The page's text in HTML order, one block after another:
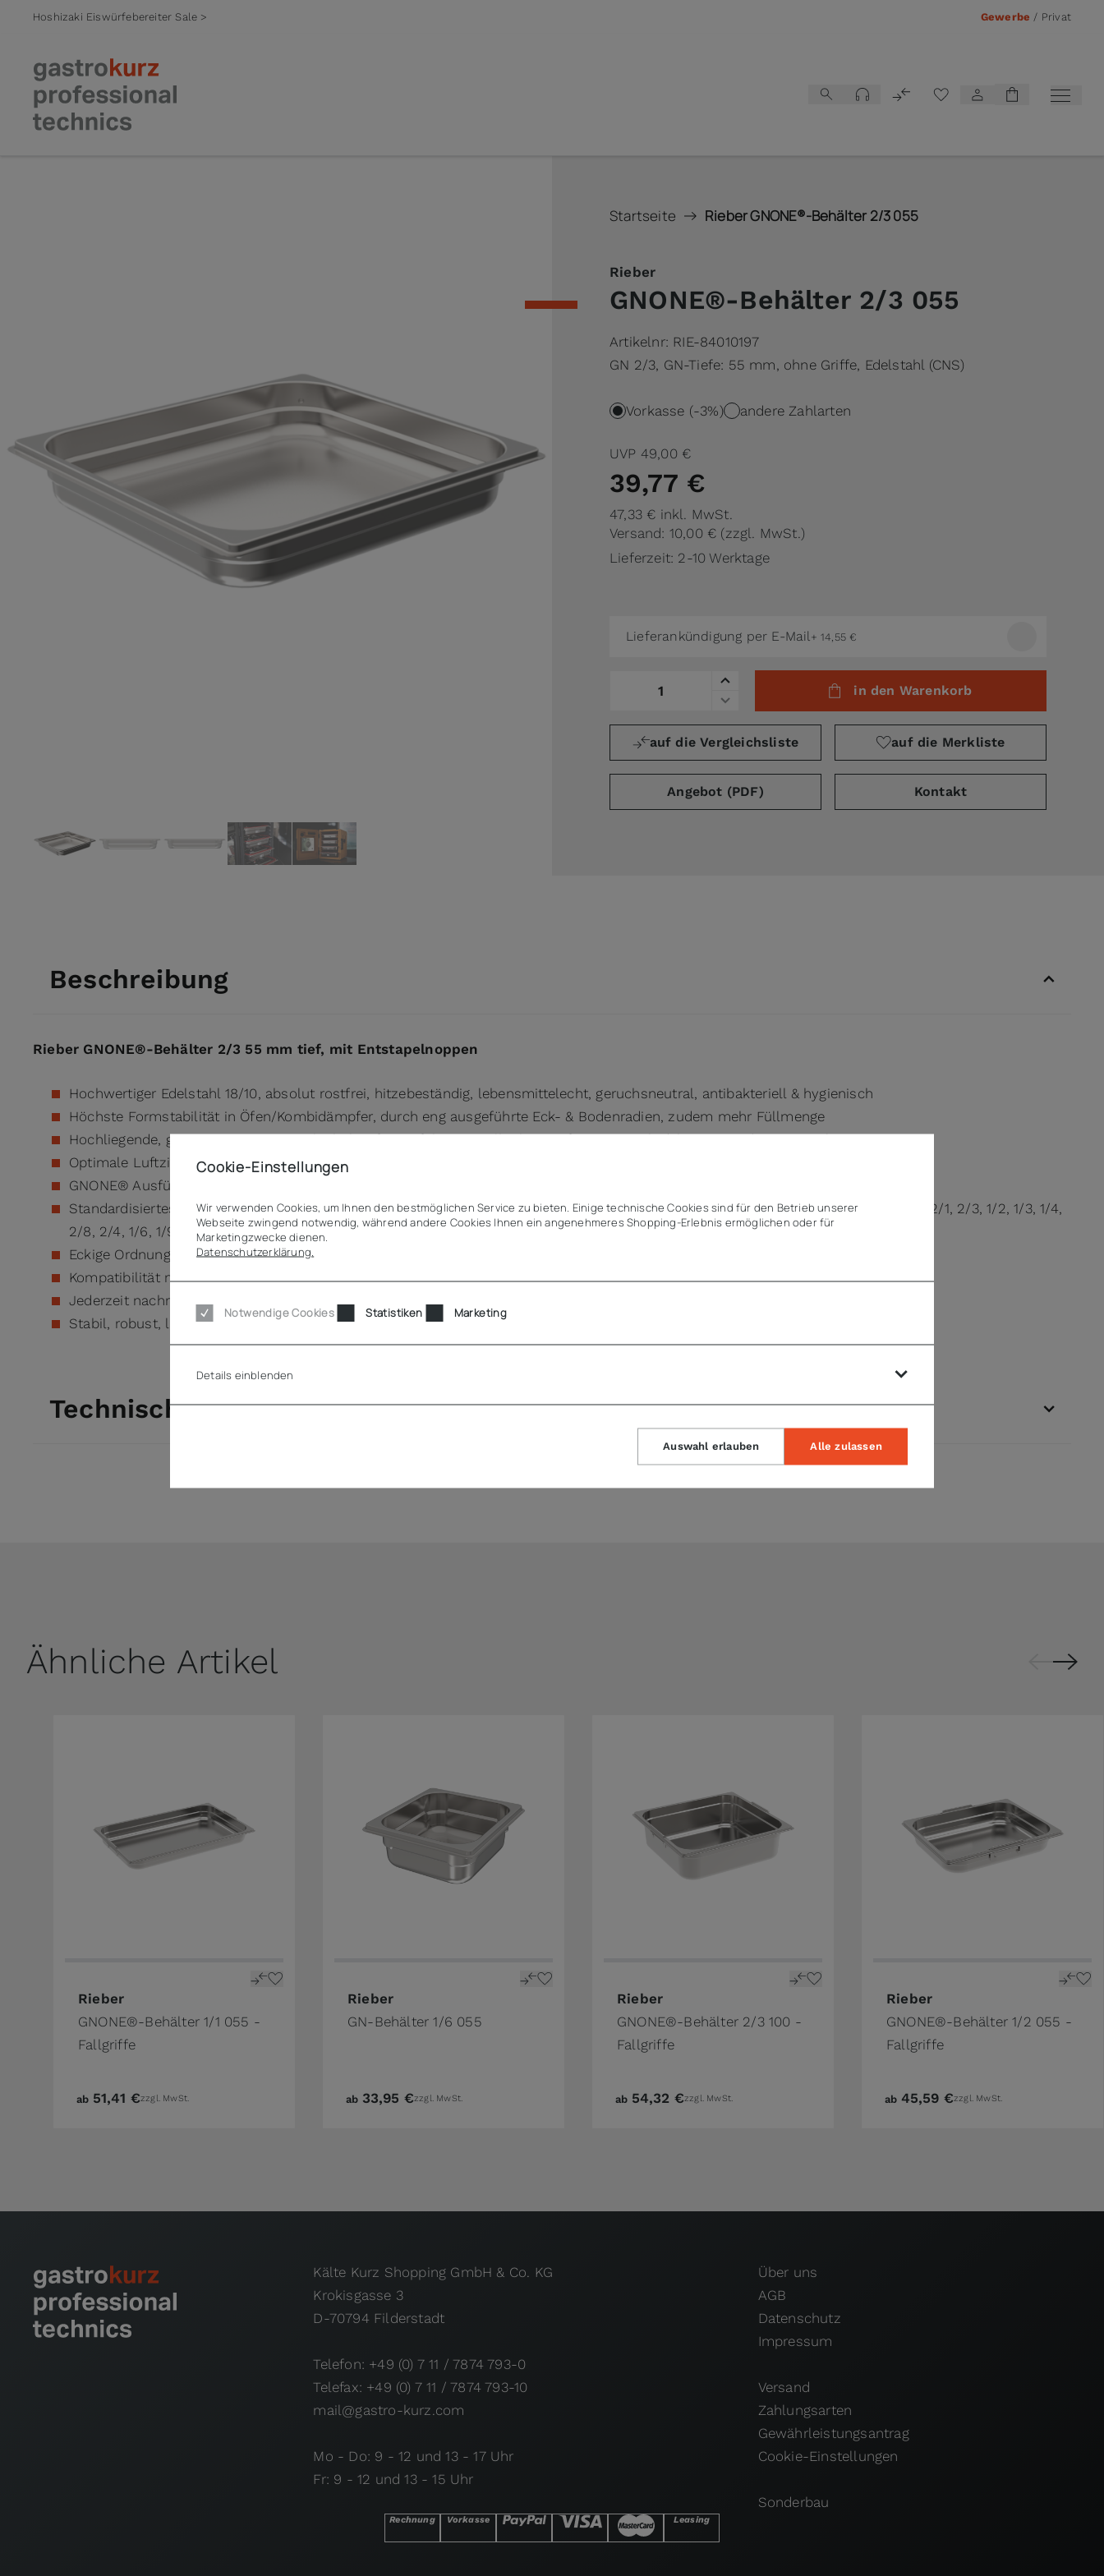
Hoshizaki Eiswürfebereiter Sale > Gewerbe / Privat
View larger imageView larger imageView larger imageView larger image
Startseite Rieber GNONE®-Behälter 2/3 055
Rieber
GNONE®-Behälter 2/3 055
Artikelnr: RIE-84010197
GN 2/3, GN-Tiefe: 55 mm, ohne Griffe, Edelstahl (CNS)
Vorkasse (-3%) andere Zahlarten
UVP 49,00 €
39,77 €
47,33 € inkl. MwSt.
Versand: 10,00 € (zzgl. MwSt.)
Lieferzeit: 2-10 Werktage
Lieferankündigung per E-Mail+ 14,55 €
in den Warenkorb
auf die Vergleichsliste auf die Merkliste
Angebot (PDF) Kontakt
Beschreibung
Rieber GNONE®-Behälter 2/3 55 mm tief, mit Entstapelnoppen
Hochwertiger Edelstahl 18/10, absolut rostfrei, hitzebeständig, lebensmittelecht, geruchsneutral, antibakteriell & hygienisch
Höchste Formstabilität in Öfen/Kombidämpfer, durch eng ausgeführte Eck- & Bodenradien, zudem mehr Füllmenge
Hochliegende, gut ausgeprägte Stapelschulter für perfekte Stapelbarkeit, tiefes Einstapeln (platzsparende Lagerung)
Optimale Luftzirkulation durch die spezielle Eckenausführung
GNONE® Ausführung mit 4 geprägten Eck-Stapelnasen vermeiden Verkeilen für problemloses entstapeln der Behälter
Standardisiertes Betriebssytem mit GN 1/1 Grundmaß passt in und auf alle Küchengeräte (weitere Teilungen/Verdoppelungen in GN 2/1, 2/3, 1/2, 1/3, 1/4,
2/8, 2/4, 1/6, 1/9 möglich)
Eckige Ordnungssystematik bietet bis zu 30% Platzgewinn im Vergleich zu runden Behälter/Töpfen
Kompatibilität mit allen GN-Deckelvarianten für Lagerung, Transport, Kochen & Ausgeben
Jederzeit nachrüstbar mit QR-Code Aufkleber für digitale Mehrwegorganisation & Behälter-Rückverfolgbarkeit
Stabil, robust, langlebig & spülmaschinentauglich
Technische Daten
Ähnliche Artikel
Rieber
GNONE®-Behälter 1/1 055 -
Fallgriffe
The price depends on the options chosen on the product page
ab 51,41 €zzgl. MwSt.
Rieber
GN-Behälter 1/6 055
The price depends on the options chosen on the product page
ab 33,95 €zzgl. MwSt.
Rieber
GNONE®-Behälter 2/3 100 -
Fallgriffe
The price depends on the options chosen on the product page
ab 54,32 €zzgl. MwSt.
Rieber
GNONE®-Behälter 1/2 055 -
Fallgriffe
The price depends on the
ab 45,59 €zzgl. MwSt.
Kälte Kurz Shopping GmbH & Co. KG
Krokisgasse 3
D-70794 Filderstadt
Telefon: +49 (0) 7 11 / 7874 793-0
Telefax: +49 (0) 7 11 / 7874 793-10
mail@gastro-kurz.com
Mo - Do: 9 - 12 und 13 - 17 Uhr
Fr: 9 - 12 und 13 - 15 Uhr
Über uns
AGB
Datenschutz
Impressum
Versand
Zahlungsarten
Gewährleistungsantrag
Cookie-Einstellungen
Sonderbau
Rechnung Vorkasse Leasing
Cookie-Einstellungen
Wir verwenden Cookies, um Ihnen den bestmöglichen Service zu bieten. Einige technische Cookies sind für den Betrieb unserer
Webseite zwingend notwendig, während andere Cookies Ihnen ein angenehmeres Shopping-Erlebnis ermöglichen oder für
Marketingzwecke dienen.
Datenschutzerklärung.
Notwendige Cookies Statistiken Marketing
Details einblenden
Auswahl erlauben Alle zulassen